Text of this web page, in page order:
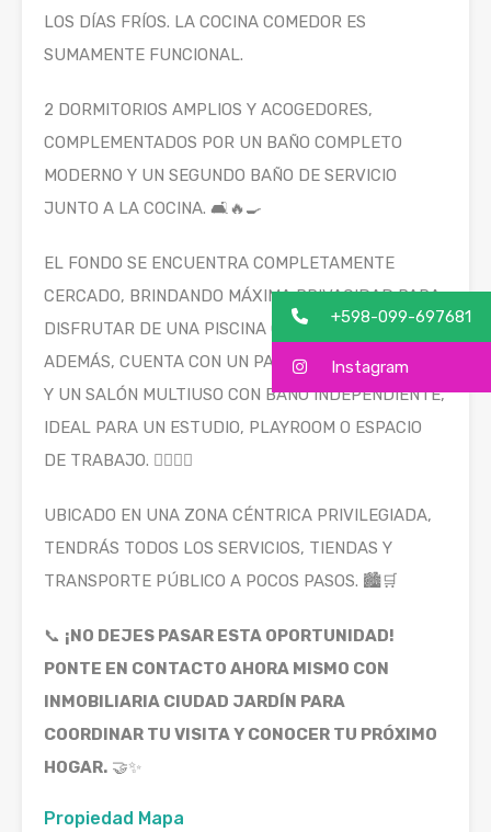
LOS DÍAS FRÍOS. LA COCINA COMEDOR ES
SUMAMENTE FUNCIONAL.
2 DORMITORIOS AMPLIOS Y ACOGEDORES,
COMPLEMENTADOS POR UN BAÑO COMPLETO
MODERNO Y UN SEGUNDO BAÑO DE SERVICIO
JUNTO A LA COCINA. 🛋️🔥🍳
EL FONDO SE ENCUENTRA COMPLETAMENTE
CERCADO, BRINDANDO MÁXIMA PRIVACIDAD PARA
DISFRUTAR DE UNA PISCINA CLIMATIZADA.
ADEMÁS, CUENTA CON UN PARRILLERO TECHADO
Y UN SALÓN MULTIUSO CON BAÑO INDEPENDIENTE,
IDEAL PARA UN ESTUDIO, PLAYROOM O ESPACIO
DE TRABAJO. 🏊‍♂️🥩🔥
UBICADO EN UNA ZONA CÉNTRICA PRIVILEGIADA,
TENDRÁS TODOS LOS SERVICIOS, TIENDAS Y
TRANSPORTE PÚBLICO A POCOS PASOS. 🏙️🛒
📞 ¡NO DEJES PASAR ESTA OPORTUNIDAD!
PONTE EN CONTACTO AHORA MISMO CON
INMOBILIARIA CIUDAD JARDÍN PARA
COORDINAR TU VISITA Y CONOCER TU PRÓXIMO
HOGAR. 🤝✨
Propiedad Mapa
+598-099-697681
Instagram